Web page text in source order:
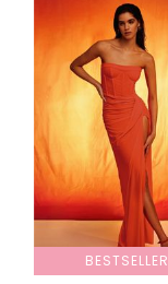
BESTSELLER